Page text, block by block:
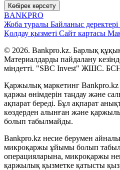
Көбірек көрсету
BANKPRO
Жоба туралы Байланыс деректері
Қолдау қызметі Сайт картасы
© 2026. Bankpro.kz. Барлық
Материалдарды пайдалану
міндетті. "SBC Invest" ЖШС.
Қаржылық маркетинг Bankpro.kz
қаржы өнімдерін таңдау және
ақпарат береді. Бұл ақпарат
көздерден алынған және
болып табылмайды.
Bankpro.kz несие берумен
микроқаржы ұйымы болып
операцияларына, микроқаржы
қаржылық қызметке қатысты